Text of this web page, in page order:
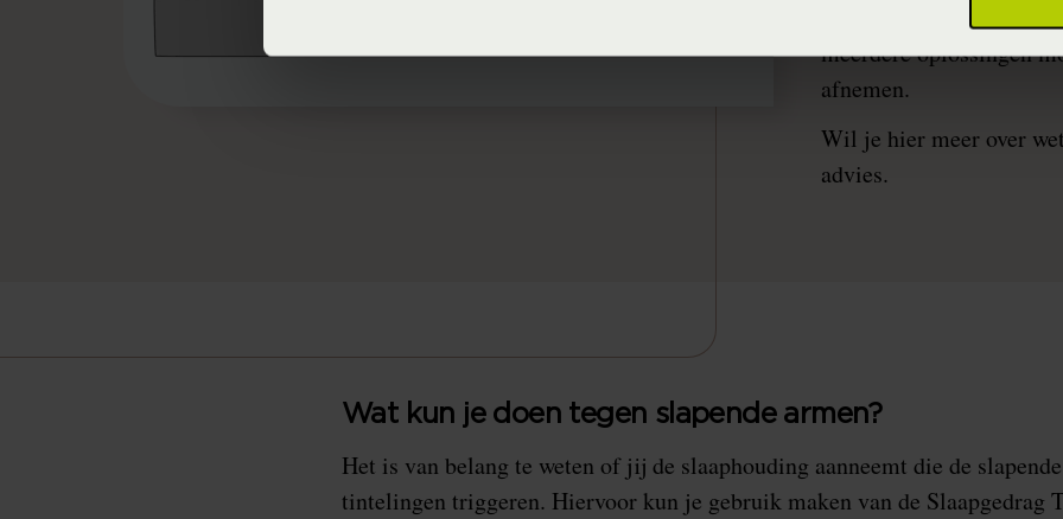
met het oog op
meerdere oplossingen
afnemen.
Wil je hier meer over
advies.
Wat kun je doen tegen slapende armen?
Het is van belang te weten of jij de slaaphouding aanneemt die de
tintelingen triggeren. Hiervoor kun je gebruik maken van de Slaapgedrag